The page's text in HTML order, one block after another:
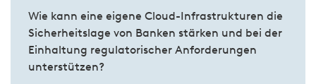
Wie kann eine eigene Cloud-Infrastrukturen die
Sicherheitslage von Banken stärken und bei der
Einhaltung regulatorischer Anforderungen
unterstützen?